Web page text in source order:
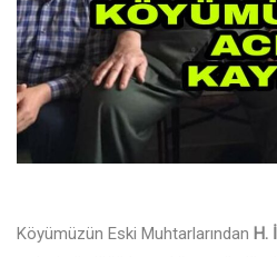
Köyümüzün Eski Muhtarlarından H.